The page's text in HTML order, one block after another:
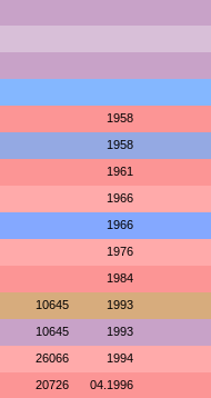
1958
1958
1961
1966
1966
1976
1984
10645 1993
10645 1993
26066 1994
20726 04.1996